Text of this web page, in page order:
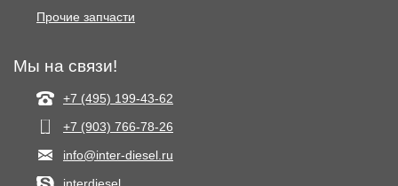
Прочие запчасти
Мы на связи!
+7 (495) 199-43-62
+7 (903) 766‑78-26
info@inter-diesel.ru
interdiesel